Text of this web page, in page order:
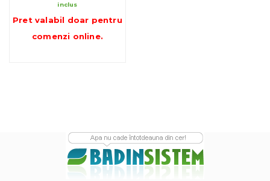
a
fost:
1,100.00 lei.
824.00 lei.
inclus
Pret valabil doar pentru
comenzi online.